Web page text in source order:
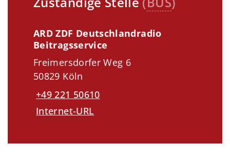
ARD ZDF Deutschlandradio
Beitragsservice
Freimersdorfer Weg 6
50829 Köln
+49 221 50610
Internet-URL